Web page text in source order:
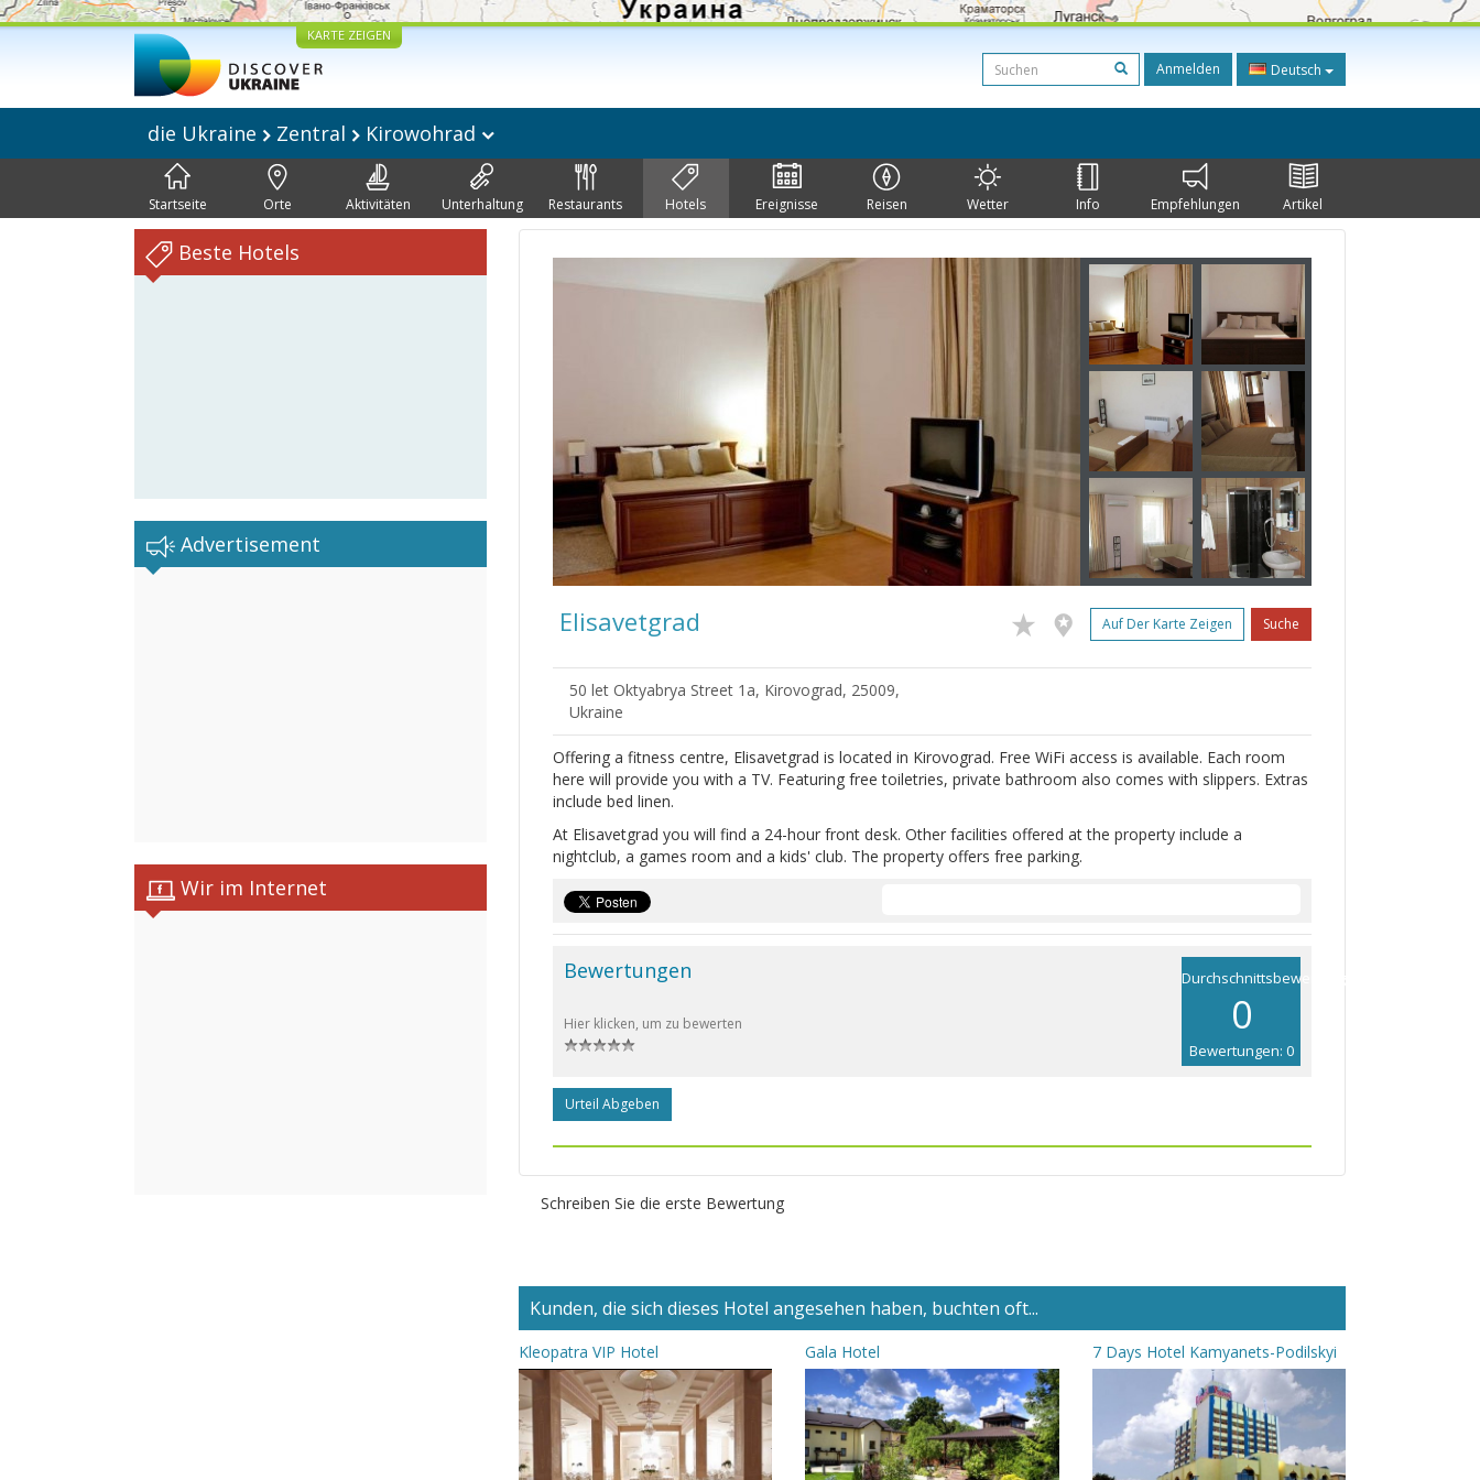
KARTE ZEIGEN
Anmelden Deutsch
die Ukraine Zentral Kirowohrad
Startseite Orte Aktivitäten Unterhaltung Restaurants Hotels Ereignisse Reisen Wetter Info Empfehlungen Artikel
Beste Hotels
Advertisement
Wir im Internet
Elisavetgrad Auf Der Karte Zeigen Suche
50 let Oktyabrya Street 1a, Kirovograd, 25009,
Ukraine
Offering a fitness centre, Elisavetgrad is located in Kirovograd. Free WiFi access is available. Each room
here will provide you with a TV. Featuring free toiletries, private bathroom also comes with slippers. Extras
include bed linen.
At Elisavetgrad you will find a 24-hour front desk. Other facilities offered at the property include a
nightclub, a games room and a kids' club. The property offers free parking.
Durchschnittsbewertung
0
Bewertungen: 0
Bewertungen
Hier klicken, um zu bewerten
Urteil Abgeben
Schreiben Sie die erste Bewertung
Kunden, die sich dieses Hotel angesehen haben, buchten oft...
Kleopatra VIP Hotel Gala Hotel 7 Days Hotel Kamyanets-Podilskyi